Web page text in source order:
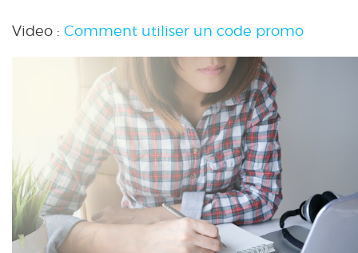
Video : Comment utiliser un code promo